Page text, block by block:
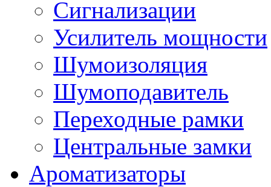
Сигнализации
Усилитель мощности
Шумоизоляция
Шумоподавитель
Переходные рамки
Центральные замки
Ароматизаторы